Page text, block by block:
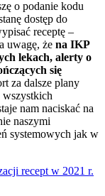
o podanie kodu
dostęp do
receptę –
uwagę, że na IKP
lekach, alerty o
się
za dalsze plany
nam naciskać na
naszymi
systemowych jak w
recept w 2021 r.